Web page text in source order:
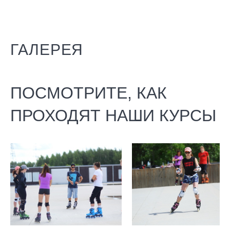
ГАЛЕРЕЯ
ПОСМОТРИТЕ, КАК
ПРОХОДЯТ НАШИ КУРСЫ